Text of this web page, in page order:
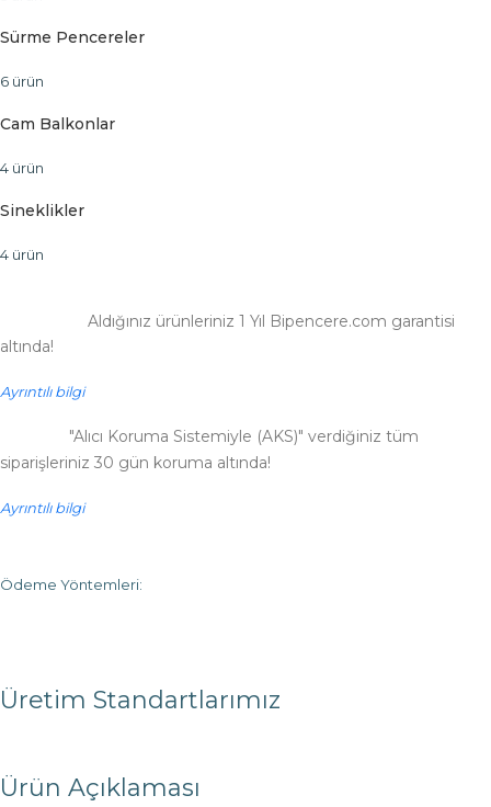
Sürme Pencereler
6 ürün
Cam Balkonlar
4 ürün
Sineklikler
4 ürün
Aldığınız ürünleriniz 1 Yıl Bipencere.com garantisi
altında!
Ayrıntılı bilgi
"Alıcı Koruma Sistemiyle (AKS)" verdiğiniz tüm
siparişleriniz 30 gün koruma altında!
Ayrıntılı bilgi
Ödeme Yöntemleri:
Ürün Açıklaması
Üretim Standartlarımız